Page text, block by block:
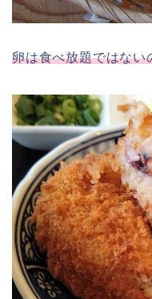
卵は食べ放題ではない